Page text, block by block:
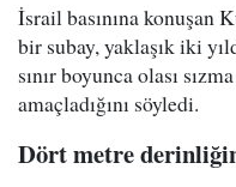
İsrail basınına konuşan
bir subay, yaklaşık iki
sınır boyunca olası
amaçladığını söyledi.
Dört metre